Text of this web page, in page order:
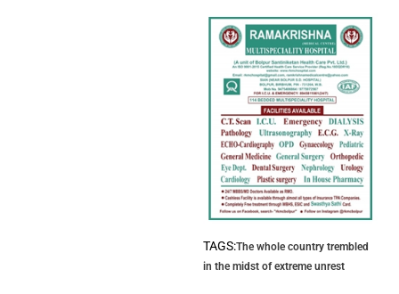
TAGS:The whole country trembled
in the midst of extreme unrest